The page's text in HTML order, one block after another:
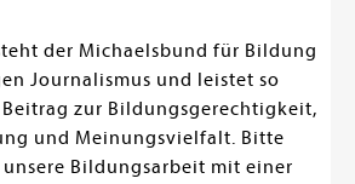
der Michaelsbund für Bildung
Journalismus und leistet so
zur Bildungsgerechtigkeit,
und Meinungsvielfalt. Bitte
Bildungsarbeit mit einer